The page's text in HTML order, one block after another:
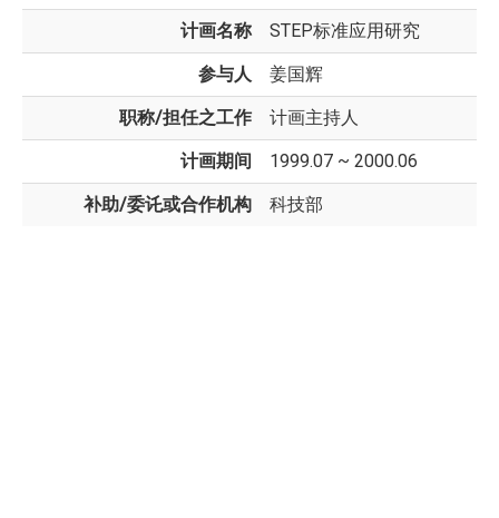
计画名称 STEP标准应用研究
参与人 姜国辉
职称/担任之工作 计画主持人
计画期间 1999.07 ~ 2000.06
补助/委讬或合作机构 科技部